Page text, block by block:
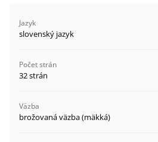
Jazyk
slovenský jazyk
Počet strán
32 strán
Väzba
brožovaná väzba (mäkká)